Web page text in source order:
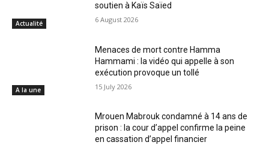
Actualité
soutien à Kaïs Saïed
6 August 2026
A la une
Menaces de mort contre Hamma
Hammami : la vidéo qui appelle à son
exécution provoque un tollé
15 July 2026
Mrouen Mabrouk condamné à 14 ans de
prison : la cour d’appel confirme la peine
en cassation d’appel financier